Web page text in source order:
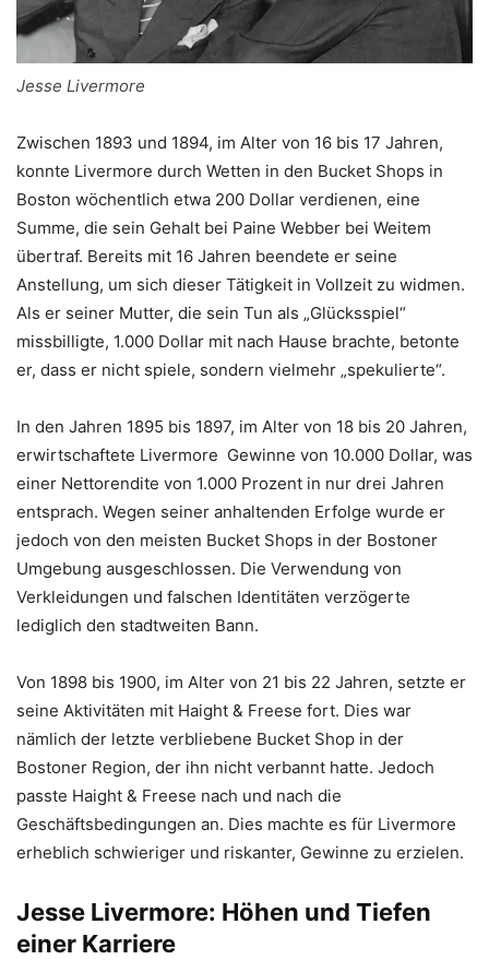
Jesse Livermore
Zwischen 1893 und 1894, im Alter von 16 bis 17 Jahren,
konnte Livermore durch Wetten in den Bucket Shops in
Boston wöchentlich etwa 200 Dollar verdienen, eine
Summe, die sein Gehalt bei Paine Webber bei Weitem
übertraf. Bereits mit 16 Jahren beendete er seine
Anstellung, um sich dieser Tätigkeit in Vollzeit zu widmen.
Als er seiner Mutter, die sein Tun als „Glücksspiel“
missbilligte, 1.000 Dollar mit nach Hause brachte, betonte
er, dass er nicht spiele, sondern vielmehr „spekulierte“.
In den Jahren 1895 bis 1897, im Alter von 18 bis 20 Jahren,
erwirtschaftete Livermore Gewinne von 10.000 Dollar, was
einer Nettorendite von 1.000 Prozent in nur drei Jahren
entsprach. Wegen seiner anhaltenden Erfolge wurde er
jedoch von den meisten Bucket Shops in der Bostoner
Umgebung ausgeschlossen. Die Verwendung von
Verkleidungen und falschen Identitäten verzögerte
lediglich den stadtweiten Bann.
Von 1898 bis 1900, im Alter von 21 bis 22 Jahren, setzte er
seine Aktivitäten mit Haight & Freese fort. Dies war
nämlich der letzte verbliebene Bucket Shop in der
Bostoner Region, der ihn nicht verbannt hatte. Jedoch
passte Haight & Freese nach und nach die
Geschäftsbedingungen an. Dies machte es für Livermore
erheblich schwieriger und riskanter, Gewinne zu erzielen.
Jesse Livermore: Höhen und Tiefen
einer Karriere